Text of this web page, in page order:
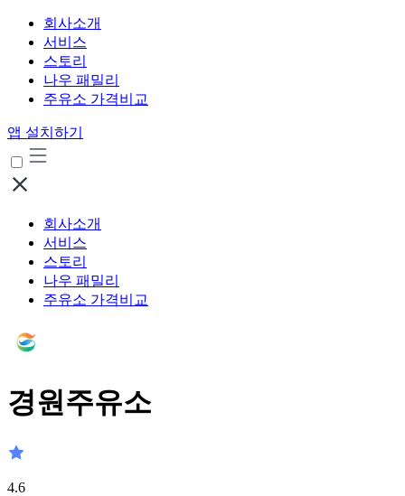
회사소개
서비스
스토리
나우 패밀리
주유소 가격비교
앱 설치하기
회사소개
서비스
스토리
나우 패밀리
주유소 가격비교
경원주유소
4.6